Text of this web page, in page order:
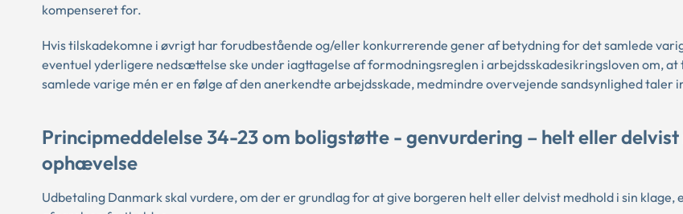
kompenseret for.
Hvis tilskadekomne i øvrigt har forudbestående og/eller konkurrerende gener af betydning for det samlede
eventuel yderligere nedsættelse ske under iagttagelse af formodningsreglen i arbejdsskadesikringsloven om, at
samlede varige mén er en følge af den anerkendte arbejdsskade, medmindre overvejende sandsynlighed taler
Principmeddelelse 34-23 om boligstøtte - genvurdering – helt eller delvist
ophævelse
Udbetaling Danmark skal vurdere, om der er grundlag for at give borgeren helt eller delvist medhold i sin klage,